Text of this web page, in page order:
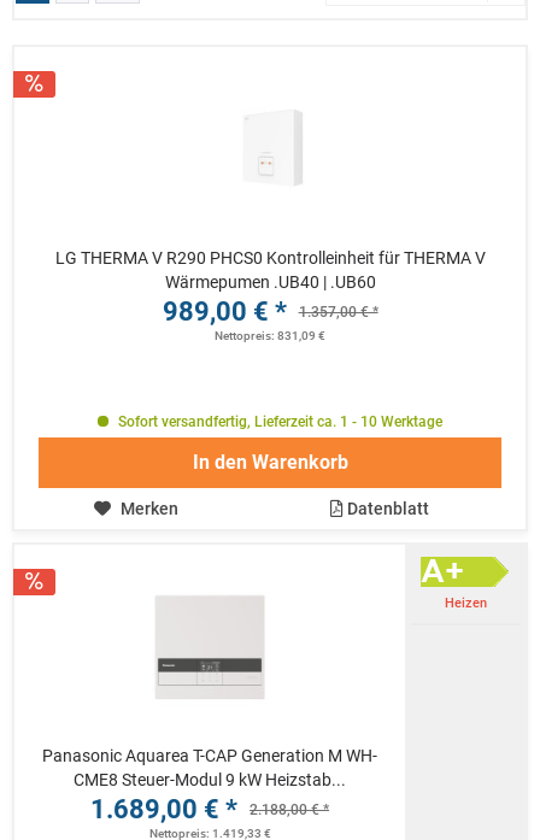
LG THERMA V R290 PHCS0 Kontrolleinheit für THERMA V
Wärmepumen .UB40 | .UB60
989,00 € * 1.357,00 € *
Nettopreis: 831,09 €
Sofort versandfertig, Lieferzeit ca. 1 - 10 Werktage
In den Warenkorb
Merken Datenblatt
Panasonic Aquarea T-CAP Generation M WH-
CME8 Steuer-Modul 9 kW Heizstab...
1.689,00 € * 2.188,00 € *
Nettopreis: 1.419,33 €
Heizen